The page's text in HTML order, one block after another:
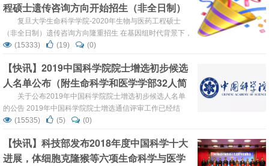
种作用是在进化中逐渐形成，应激导致的选择性压力有益于
物种的进化。然而当有害刺激超出细胞的应对能...
程硕士遗传咨询方向开始招生（非全日制）
复旦大学生命科学学院-2020年生物与医药工程硕士
（非全日制）遗传咨询方向隆重招生 在基因组时代背景下，
随着基因检测技术的发展，基因诊断的普及以及精准医学的
子诊断报告的解读能力和遗传咨询能力的综合人才缺乏。为
了能培育新时代的遗传咨询专业人才，复旦大学生命科学院
生物与医药工程硕士设立了遗传咨询专业方向，专门系统培
育相关人才，满足...
(15333) (19) (0)
【快讯】2019中国科学院院士增选初步候选
人名单公布（附生命科学和医学学部32人简
介）关于公布2019年中国科学院院士增选初步候选人名单
的公告 2019年中国科学院院士增选通信评审工作已经结
束。根据《中国科学院院士章程》和《中国科学院院士增选
中国科学院 2019年8月1日 ...
(15535) (5) (0)
【快讯】科技部发布2018年度中国科学十大
进展，体细胞克隆猴等六项生命科学与医学